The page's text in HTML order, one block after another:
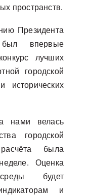
пространств.
Президента
был впервые
лучших
городской
нами велась
городской
была
Оценка
будет
и